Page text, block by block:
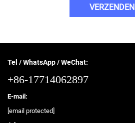
VERZENDEN
Tel / WhatsApp / WeChat:
+86-17714062897
E-mail:
[email protected]